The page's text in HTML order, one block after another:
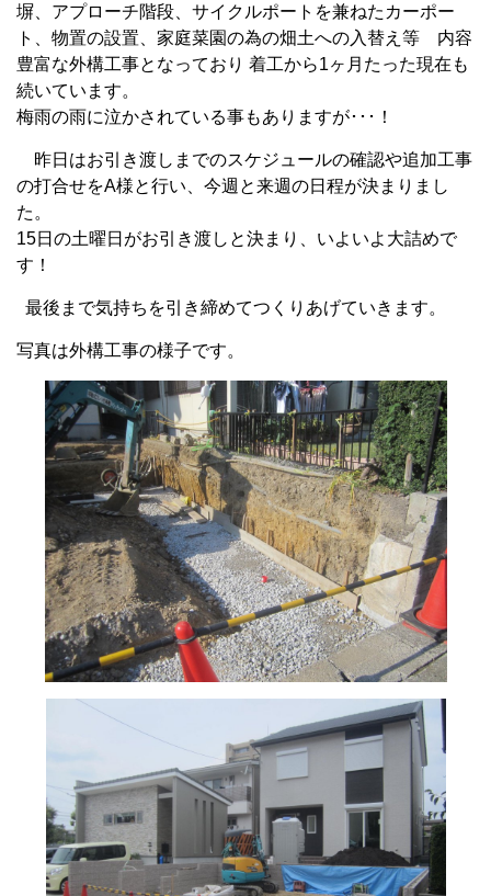
塀、アプローチ階段、サイクルポートを兼ねたカーポー
ト、物置の設置、家庭菜園の為の畑土への入替え等 内容
豊富な外構工事となっており 着工から1ヶ月たった現在も
続いています。
梅雨の雨に泣かされている事もありますが･･･！
昨日はお引き渡しまでのスケジュールの確認や追加工事
の打合せをA様と行い、今週と来週の日程が決まりまし
た。
15日の土曜日がお引き渡しと決まり、いよいよ大詰めで
す！
最後まで気持ちを引き締めてつくりあげていきます。
写真は外構工事の様子です。